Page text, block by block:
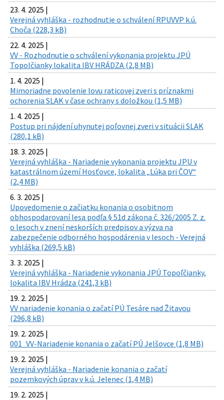
23. 4. 2025 |
Verejná vyhláška - rozhodnutie o schválení RPUVVP k.ú.
Choča (228,3 kB)
22. 4. 2025 |
VV - Rozhodnutie o schválení vykonania projektu JPÚ
Topolčianky lokalita IBV HRÁDZA (2,8 MB)
1. 4. 2025 |
Mimoriadne povolenie lovu raticovej zveri s príznakmi
ochorenia SLAK v čase ochrany s doložkou (1,5 MB)
1. 4. 2025 |
Postup pri nájdení uhynutej poľovnej zveri v situácii SLAK
(280,1 kB)
18. 3. 2025 |
Verejná vyhláška - Nariadenie vykonania projektu JPU v
katastrálnom území Hosťovce, lokalita „Lúka pri ČOV“
(2,4 MB)
6. 3. 2025 |
Upovedomenie o začiatku konania o osobitnom
obhospodarovaní lesa podľa § 51d zákona č. 326/2005 Z. z.
o lesoch v znení neskorších predpisov a výzva na
zabezpečenie odborného hospodárenia v lesoch - Verejná
vyhláška (269,5 kB)
3. 3. 2025 |
Verejná vyhláška - Nariadenie vykonania JPÚ Topoľčianky,
lokalita IBV Hrádza (241,3 kB)
19. 2. 2025 |
VV nariadenie konania o začatí PÚ Tesáre nad Žitavou
(296,8 kB)
19. 2. 2025 |
001_VV-Nariadenie konania o začatí PÚ Jelšovce (1,8 MB)
19. 2. 2025 |
Verejná vyhláška - Nariadenie konania o začatí
pozemkových úprav v k.ú. Jelenec (1,4 MB)
19. 2. 2025 |